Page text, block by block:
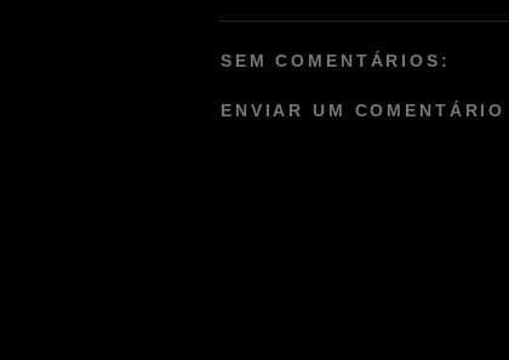
SEM COMENTÁRIOS:
ENVIAR UM COMENTÁRIO